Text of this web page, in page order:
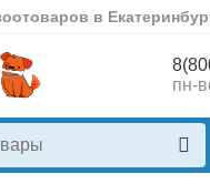
в
пн-